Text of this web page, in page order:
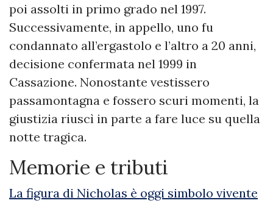
poi assolti in primo grado nel 1997.
Successivamente, in appello, uno fu
condannato all’ergastolo e l’altro a 20 anni,
decisione confermata nel 1999 in
Cassazione. Nonostante vestissero
passamontagna e fossero scuri momenti, la
giustizia riuscì in parte a fare luce su quella
notte tragica.
Memorie e tributi
La figura di Nicholas è oggi simbolo vivente